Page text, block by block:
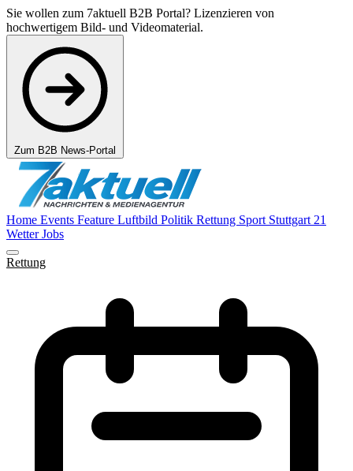
Sie wollen zum 7aktuell B2B Portal? Lizenzieren von
hochwertigem Bild- und Videomaterial.
Zum B2B News-Portal
Home Events Feature Luftbild Politik Rettung Sport Stuttgart 21
WetterJobs
Rettung